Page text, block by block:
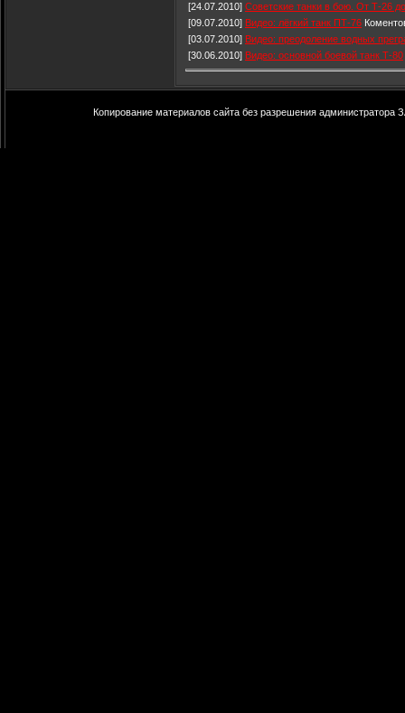
[24.07.2010] Советские танки в бою. От Т-26
[09.07.2010] Видео: лёгкий танк ПТ-76
[03.07.2010] Видео: преодоление водных
[30.06.2010] Видео: основной боевой танк Т-80
Копирование материалов сайта без разрешения